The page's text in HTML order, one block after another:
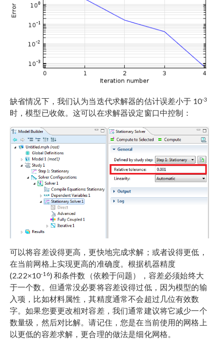
缺省情况下，我们认为当迭代求解器的估计误差小于 10-3
时，模型已收敛。这可以在求解器设定窗口中控制：
可以将容差设得更高，更快地完成求解；或者设得更低，
在当前网格上实现更高的准确度。根据机器精度
(2.22×10-16) 和条件数（依赖于问题），容差必须始终大
于一个数。但通常没必要将容差设得过低，因为模型的输
入项，比如材料属性，其精度通常不会超过几位有效数
字。如果您要更改相对容差，我们通常建议将它减少一个
数量级，然后对比解。请记住，您是在当前使用的网格上
以更低的容差求解，更合理的做法是细化网格。